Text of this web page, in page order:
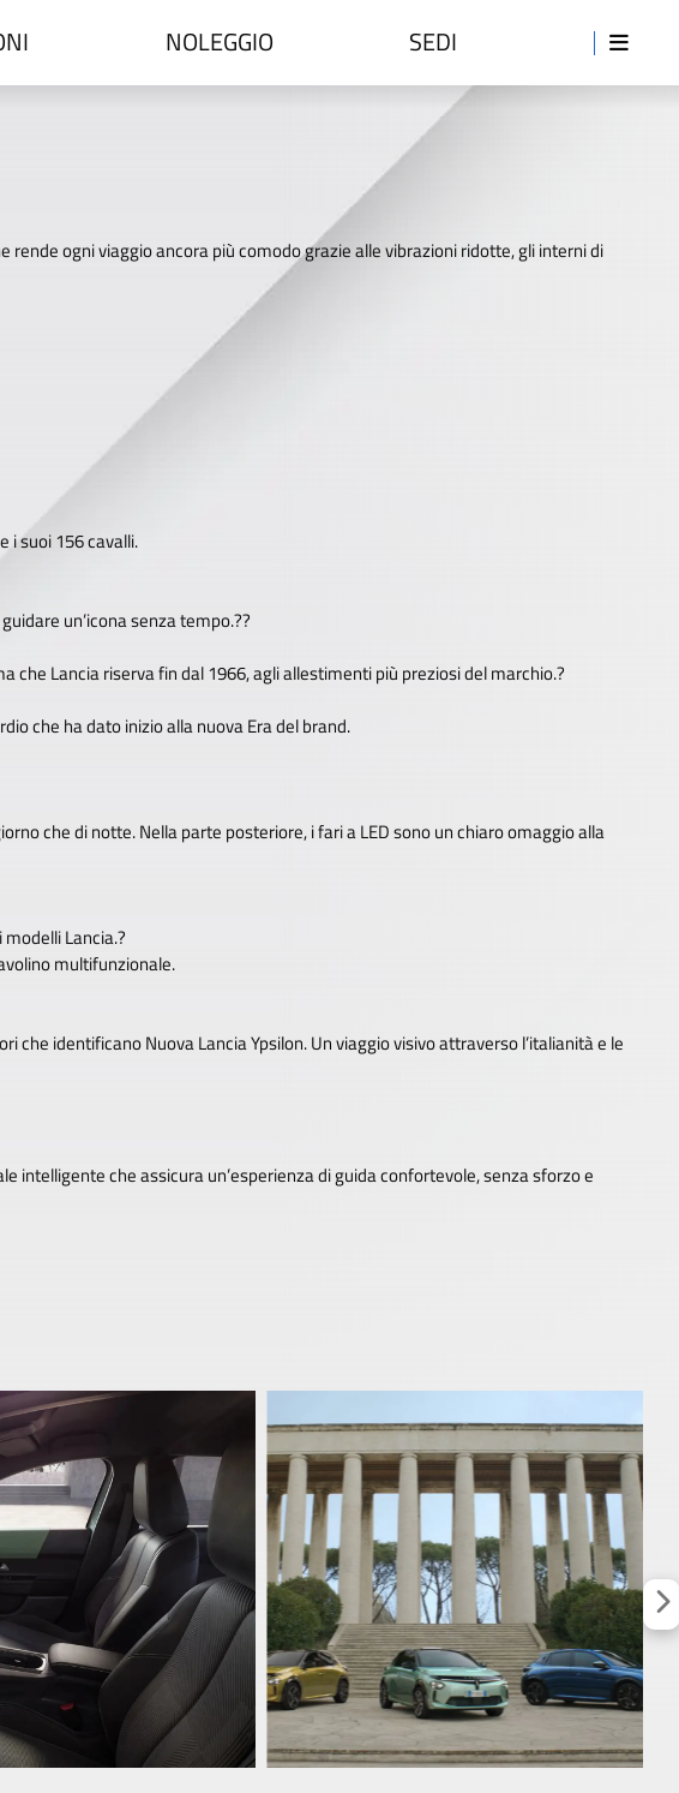
NOLEGGIO SEDI
ogni viaggio ancora più comodo grazie alle vibrazioni ridotte, gli interni di
i suoi 156 cavalli.
un’icona senza tempo.??
che Lancia riserva fin dal 1966, agli allestimenti più preziosi del marchio.?
che ha dato inizio alla nuova Era del brand.
che di notte. Nella parte posteriore, i fari a LED sono un chiaro omaggio alla
Lancia.?
multifunzionale.
identificano Nuova Lancia Ypsilon. Un viaggio visivo attraverso l’italianità e le
intelligente che assicura un’esperienza di guida confortevole, senza sforzo e